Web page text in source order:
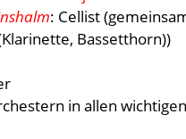
: Cellist
Bassetthorn))
in allen